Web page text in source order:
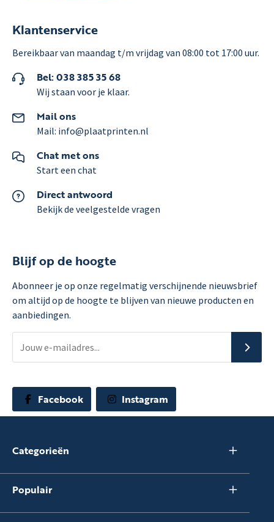
Klantenservice
Bereikbaar van maandag t/m vrijdag van 08:00 tot 17:00 uur.
Bel: 038 385 35 68
Wij staan voor je klaar.
Mail ons
Mail: info@plaatprinten.nl
Chat met ons
Start een chat
Direct antwoord
Bekijk de veelgestelde vragen
Blijf op de hoogte
Abonneer je op onze regelmatig verschijnende nieuwsbrief
om altijd op de hoogte te blijven van nieuwe producten en
aanbiedingen.
Facebook Instagram
Categorieën
Populair